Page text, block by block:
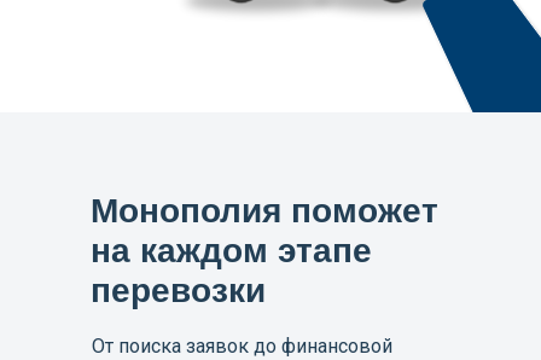
Монополия поможет
на каждом этапе
перевозки
От поиска заявок до финансовой